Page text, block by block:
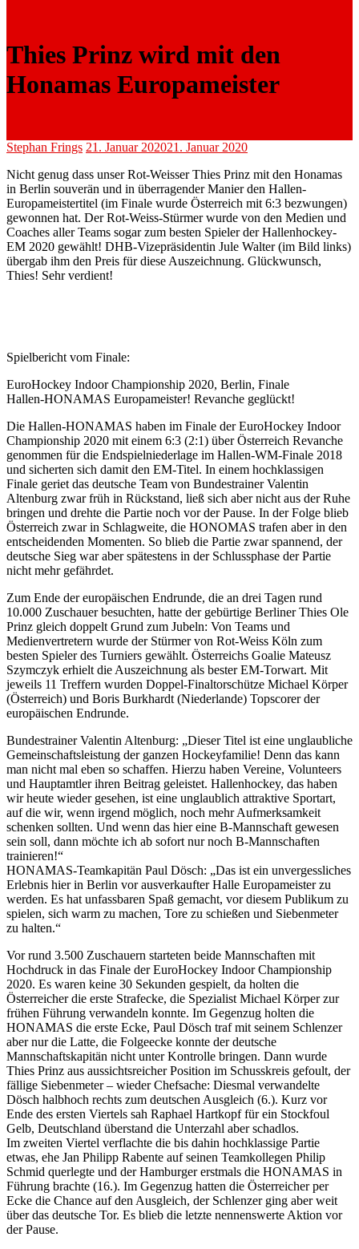
Thies Prinz wird mit den
Honamas Europameister
Stephan Frings 21. Januar 202021. Januar 2020
Nicht genug dass unser Rot-Weisser Thies Prinz mit den Honamas
in Berlin souverän und in überragender Manier den Hallen-
Europameistertitel (im Finale wurde Österreich mit 6:3 bezwungen)
gewonnen hat. Der Rot-Weiss-Stürmerwurde von den Medien und
Coaches aller Teams sogar zum besten Spieler der Hallenhockey-
EM 2020 gewählt! DHB-Vizepräsidentin Jule Walter (im Bild links)
übergab ihm den Preis für diese Auszeichnung. Glückwunsch,
Thies! Sehr verdient!
Spielbericht vom Finale:
EuroHockey Indoor Championship 2020, Berlin, Finale
Hallen-HONAMAS Europameister! Revanche geglückt!
Die Hallen-HONAMAS haben im Finale der EuroHockey Indoor
Championship 2020 mit einem 6:3 (2:1) über Österreich Revanche
genommen für die Endspielniederlage im Hallen-WM-Finale 2018
und sicherten sich damit den EM-Titel. In einem hochklassigen
Finale geriet das deutsche Team von Bundestrainer Valentin
Altenburg zwar früh in Rückstand, ließ sich aber nicht aus der Ruhe
bringen und drehte die Partie noch vor der Pause. In der Folge blieb
Österreich zwar in Schlagweite, die HONOMAS trafen aber in den
entscheidenden Momenten. So blieb die Partie zwar spannend, der
deutsche Sieg war aber spätestens in der Schlussphase der Partie
nicht mehr gefährdet.
Zum Ende der europäischen Endrunde, die an drei Tagen rund
10.000 Zuschauer besuchten, hatte der gebürtige Berliner Thies Ole
Prinz gleich doppelt Grund zum Jubeln: Von Teams und
Medienvertretern wurde der Stürmer von Rot-Weiss Köln zum
besten Spieler des Turniers gewählt. Österreichs Goalie Mateusz
Szymczyk erhielt die Auszeichnung als bester EM-Torwart. Mit
jeweils 11 Treffern wurden Doppel-Finaltorschütze Michael Körper
(Österreich) und Boris Burkhardt (Niederlande) Topscorer der
europäischen Endrunde.
Bundestrainer Valentin Altenburg: „Dieser Titel ist eine unglaubliche
Gemeinschaftsleistung der ganzen Hockeyfamilie! Denn das kann
man nicht mal eben so schaffen. Hierzu haben Vereine, Volunteers
und Hauptamtler ihren Beitrag geleistet. Hallenhockey, das haben
wir heute wieder gesehen, ist eine unglaublich attraktive Sportart,
auf die wir, wenn irgend möglich, noch mehr Aufmerksamkeit
schenken sollten. Und wenn das hier eine B-Mannschaft gewesen
sein soll, dann möchte ich ab sofort nur noch B-Mannschaften
trainieren!“
HONAMAS-Teamkapitän Paul Dösch: „Das ist ein unvergessliches
Erlebnis hier in Berlin vor ausverkaufter Halle Europameister zu
werden. Es hat unfassbaren Spaß gemacht, vor diesem Publikum zu
spielen, sich warm zu machen, Tore zu schießen und Siebenmeter
zu halten.“
Vor rund 3.500 Zuschauern starteten beide Mannschaften mit
Hochdruck in das Finale der EuroHockey Indoor Championship
2020. Es waren keine 30 Sekunden gespielt, da holten die
Österreicher die erste Strafecke, die Spezialist Michael Körper zur
frühen Führung verwandeln konnte. Im Gegenzug holten die
HONAMAS die erste Ecke, Paul Dösch traf mit seinem Schlenzer
aber nur die Latte, die Folgeecke konnte der deutsche
Mannschaftskapitän nicht unter Kontrolle bringen. Dann wurde
Thies Prinz aus aussichtsreicher Position im Schusskreis gefoult, der
fällige Siebenmeter – wieder Chefsache: Diesmal verwandelte
Dösch halbhoch rechts zum deutschen Ausgleich (6.). Kurz vor
Ende des ersten Viertels sah Raphael Hartkopf für ein Stockfoul
Gelb, Deutschland überstand die Unterzahl aber schadlos.
Im zweiten Viertel verflachte die bis dahin hochklassige Partie
etwas, ehe Jan Philipp Rabente auf seinen Teamkollegen Philip
Schmid querlegte und der Hamburger erstmals die HONAMAS in
Führung brachte (16.). Im Gegenzug hatten die Österreicher per
Ecke die Chance auf den Ausgleich, der Schlenzer ging aber weit
über das deutsche Tor. Es blieb die letzte nennenswerte Aktion vor
der Pause.